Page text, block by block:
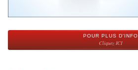
POUR PLUS D'INFO
Cliquez ICI